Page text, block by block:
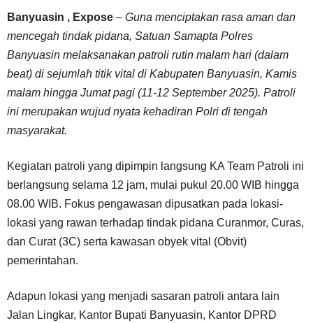
Banyuasin , Expose – Guna menciptakan rasa aman dan
mencegah tindak pidana, Satuan Samapta Polres
Banyuasin melaksanakan patroli rutin malam hari (dalam
beat) di sejumlah titik vital di Kabupaten Banyuasin, Kamis
malam hingga Jumat pagi (11-12 September 2025). Patroli
ini merupakan wujud nyata kehadiran Polri di tengah
masyarakat.
Kegiatan patroli yang dipimpin langsung KA Team Patroli ini
berlangsung selama 12 jam, mulai pukul 20.00 WIB hingga
08.00 WIB. Fokus pengawasan dipusatkan pada lokasi-
lokasi yang rawan terhadap tindak pidana Curanmor, Curas,
dan Curat (3C) serta kawasan obyek vital (Obvit)
pemerintahan.
Adapun lokasi yang menjadi sasaran patroli antara lain
Jalan Lingkar, Kantor Bupati Banyuasin, Kantor DPRD